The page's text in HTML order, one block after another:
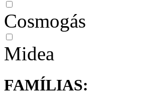
Cosmogás
Midea
FAMÍLIAS: